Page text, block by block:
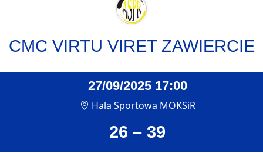
CMC VIRTU VIRET ZAWIERCIE
27/09/2025 17:00
Hala Sportowa MOKSiR
26 – 39